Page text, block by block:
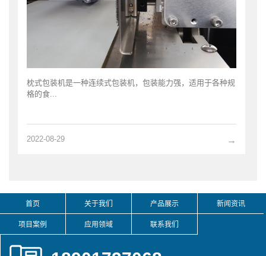
枕式包装机是一种连续式包装机，包装能力强，适用于各种规
格的食...
→
2022-08-29
首页 关于我们 产品展示 新闻资讯
项目案例 应用领域 联系我们